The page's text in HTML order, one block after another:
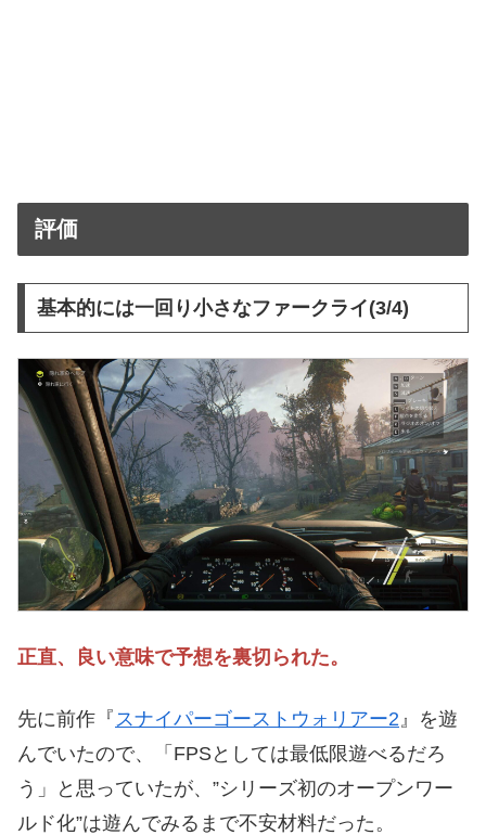
評価
基本的には一回り小さなファークライ(3/4)
正直、良い意味で予想を裏切られた。
先に前作『 スナイパーゴーストウォリアー2 』を遊
んでいたので、「FPSとしては最低限遊べるだろ
う」と思っていたが、”シリーズ初のオープンワー
ルド化”は遊んでみるまで不安材料だった。